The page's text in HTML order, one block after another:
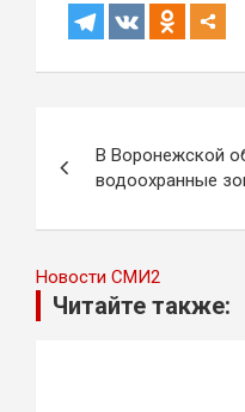
по
записям
В Воронежской
водоохранные
Новости СМИ2
Читайте также: